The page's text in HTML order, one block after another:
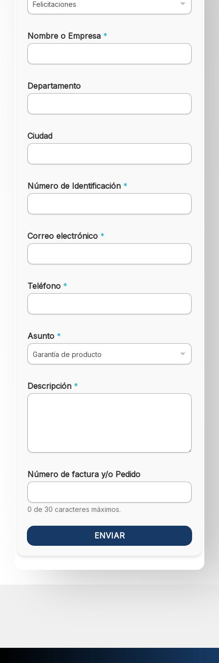
d
a
d
Nombre o Empresa *
Departamento
T
e
é
o
n
N
m
b
r
e
Ciudad
Número de Identificación *
Correo electrónico *
Teléfono *
Asunto *
Descripción *
Número de factura y/o Pedido
0 de 30 caracteres máximos.
ENVIAR